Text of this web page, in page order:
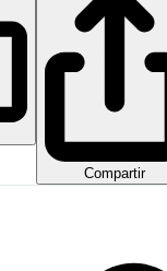
Compartir